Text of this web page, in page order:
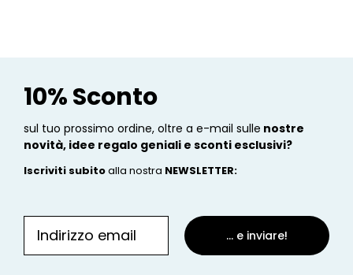
10% Sconto
sul tuo prossimo ordine, oltre a e-mail sulle nostre
novità, idee regalo geniali e sconti esclusivi?
Iscriviti subitoalla nostra NEWSLETTER:
... e inviare!